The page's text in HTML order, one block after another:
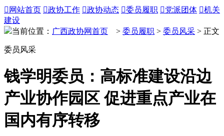
 网站首页 政协工作 政协动态 委员履职 党派团体 机关
建设
当前位置： 广西政协网首页 > 委员履职 > 委员风采 > 正文
委员风采
钱学明委员：高标准建设沿边
产业协作园区 促进重点产业在
国内有序转移